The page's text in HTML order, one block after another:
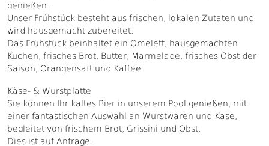
genießen.
Unser Frühstück besteht aus frischen, lokalen Zutaten und
wird hausgemacht zubereitet.
Das Frühstück beinhaltet ein Omelett, hausgemachten
Kuchen, frisches Brot, Butter, Marmelade, frisches Obst der
Saison, Orangensaft und Kaffee.
Käse- & Wurstplatte
Sie können Ihr kaltes Bier in unserem Pool genießen, mit
einer fantastischen Auswahl an Wurstwaren und Käse,
begleitet von frischem Brot, Grissini und Obst.
Dies ist auf Anfrage.